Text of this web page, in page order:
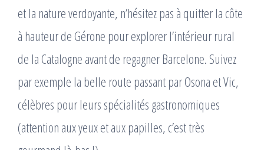
et la nature verdoyante, n’hésitez pas à quitter la côte
à hauteur de Gérone pour explorer l’intérieur rural
de la Catalogne avant de regagner Barcelone. Suivez
par exemple la belle route passant par Osona et Vic,
célèbres pour leurs spécialités gastronomiques
(attention aux yeux et aux papilles, c’est très